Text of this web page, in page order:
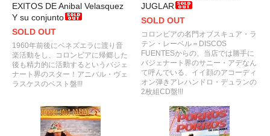
EXITOS DE Anibal Velasquez
Y su conjunto
SOLD OUT
1960年前後にベネズエラに渡り音
楽活動をし、コロンビアに帰郷した
後も精力的に活動するというバジェ
ナート界のスター！アニバル・ヴェ
ラスケスのベスト盤!!!
JUGLAR
SOLD OUT
コロンビアの名門オブスキュア・ラ
テン・レーベル＝DISCOS
FUENTESからの、当店では勝手に
バジェナート界のサニー・アデなん
て呼んでいる、イイ顔のアコーディ
オン弾きアレハンドロ・デュランの
2枚組CD盤!!!